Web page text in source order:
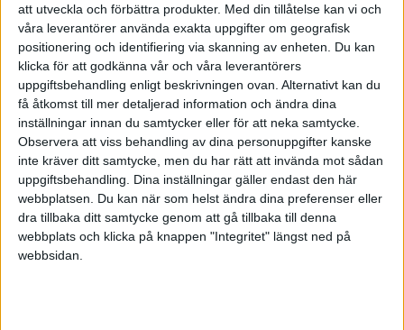
att utveckla och förbättra produkter. Med din tillåtelse kan vi och
våra leverantörer använda exakta uppgifter om geografisk
positionering och identifiering via skanning av enheten. Du kan
klicka för att godkänna vår och våra leverantörers
uppgiftsbehandling enligt beskrivningen ovan. Alternativt kan du
få åtkomst till mer detaljerad information och ändra dina
inställningar innan du samtycker eller för att neka samtycke.
Observera att viss behandling av dina personuppgifter kanske
inte kräver ditt samtycke, men du har rätt att invända mot sådan
uppgiftsbehandling. Dina inställningar gäller endast den här
webbplatsen. Du kan när som helst ändra dina preferenser eller
dra tillbaka ditt samtycke genom att gå tillbaka till denna
webbplats och klicka på knappen "Integritet" längst ned på
webbsidan.
RikaTillsammans – 7 Mar 21
Tips när och innan du får ett arv,
säljer ditt företag eller får en större...
Konkreta tips på hur du kan tänka och agera när du får t.ex. ett
arv, säljer ditt företag, skilsmässa eller vinner pengar.
Bonusfrågan om att spara mer kan du nog svara bäst på själv.
Känns det som mycket/lite pengar kvar dagen innan lön? Finns det
något mål med sparandet som känns viktigare än det ni gör nu?
Finns det utgifter idag som inte ger så mycket tillbaka och skulle
kunna ses som onödiga? Saknar ni att kunna göra något p.g.a.
ekonomi? Det viktiga är att hitta balans mellan livsstil idag och ett